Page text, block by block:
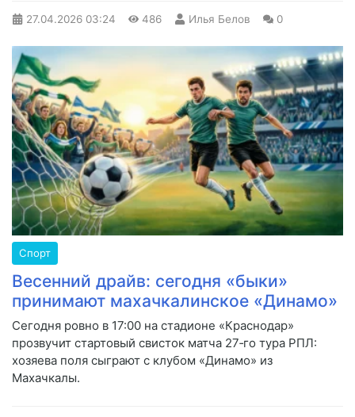
27.04.2026 03:24 486 Илья Белов 0
Спорт
Весенний драйв: сегодня «быки»
принимают махачкалинское «Динамо»
Сегодня ровно в 17:00 на стадионе «Краснодар»
прозвучит стартовый свисток матча 27‑го тура РПЛ:
хозяева поля сыграют с клубом «Динамо» из
Махачкалы.